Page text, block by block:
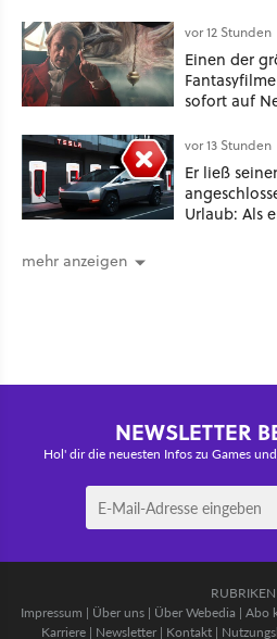
vor 12 Stunden
Einen der
sofort auf
vor 13 Stunden
Er ließ
Urlaub: Als
mehr anzeigen
NEWSLETTER
Hol' dir die neuesten Infos zu Games
RUBRIKEN
Impressum | Über uns| Über Webedia | Abo
Karriere | Newsletter | Kontakt |